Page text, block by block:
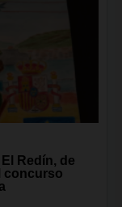
Redín, de
concurso